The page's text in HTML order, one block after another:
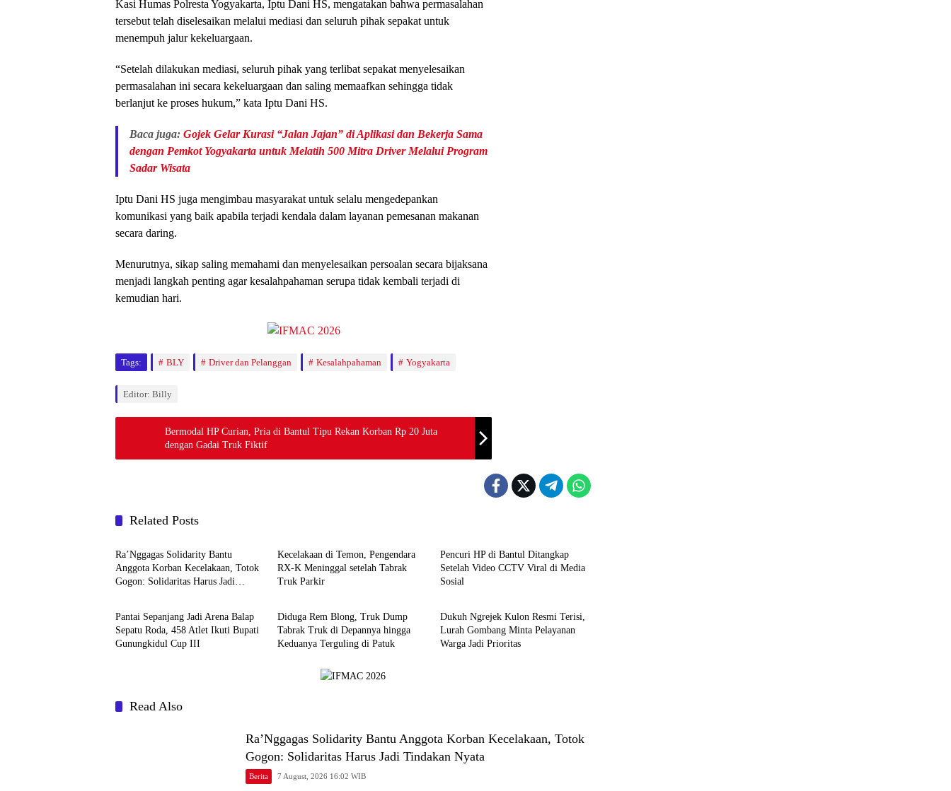
Kasi Humas Polresta Yogyakarta, Iptu Dani HS, mengatakan bahwa permasalahan
tersebut telah diselesaikan melalui mediasi dan seluruh pihak sepakat untuk
menempuh jalur kekeluargaan.
“Setelah dilakukan mediasi, seluruh pihak yang terlibat sepakat menyelesaikan
permasalahan ini secara kekeluargaan dan saling memaafkan sehingga tidak
berlanjut ke proses hukum,” kata Iptu Dani HS.
Baca juga: Gojek Gelar Kurasi “Jalan Jajan” di Aplikasi dan Bekerja Sama
dengan Pemkot Yogyakarta untuk Melatih 500 Mitra Driver Melalui Program
Sadar Wisata
Iptu Dani HS juga mengimbau masyarakat untuk selalu mengedepankan
komunikasi yang baik apabila terjadi kendala dalam layanan pemesanan makanan
secara daring.
Menurutnya, sikap saling memahami dan menyelesaikan persoalan secara bijaksana
menjadi langkah penting agar kesalahpahaman serupa tidak kembali terjadi di
kemudian hari.
Tags: BLY Driver dan Pelanggan Kesalahpahaman Yogyakarta
Editor: Billy
Bermodal HP Curian, Pria di Bantul Tipu Rekan Korban Rp 20 Juta
dengan Gadai Truk Fiktif
Related Posts
Berita
Ra’Nggagas Solidarity Bantu
Anggota Korban Kecelakaan, Totok
Gogon: Solidaritas Harus Jadi
Kecelakaan di Temon, Pengendara
RX-K Meninggal setelah Tabrak
Truk Parkir
Pencuri HP di Bantul Ditangkap
Setelah Video CCTV Viral di Media
Sosial
Berita
Pantai Sepanjang Jadi Arena Balap
Sepatu Roda, 458 Atlet Ikuti Bupati
Gunungkidul Cup III
Diduga Rem Blong, Truk Dump
Tabrak Truk di Depannya hingga
Keduanya Terguling di Patuk
Dukuh Ngrejek Kulon Resmi Terisi,
Lurah Gombang Minta Pelayanan
Warga Jadi Prioritas
Read Also
Ra’Nggagas Solidarity Bantu Anggota Korban Kecelakaan, Totok
Gogon: Solidaritas Harus Jadi Tindakan Nyata
Berita 7 August, 2026 16:02 WIB